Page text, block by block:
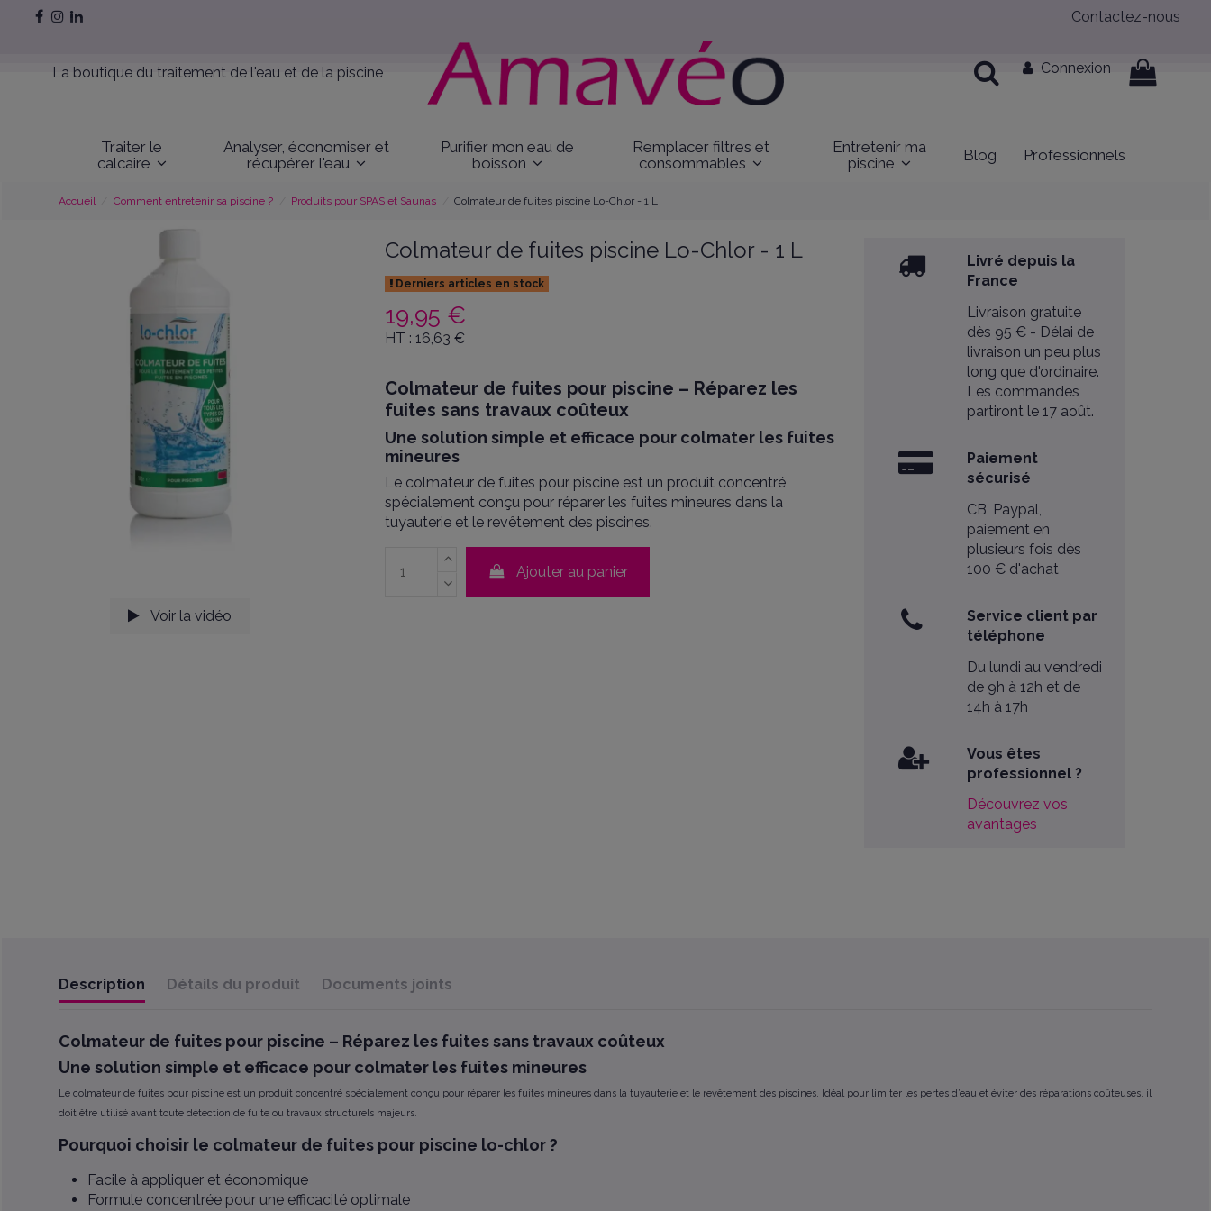
Contactez-nous
La boutique du traitement de l'eau et de la piscine Connexion
Traiter le
calcaire
Analyser, économiser et
récupérer l'eau
Purifier mon eau de
boisson
Remplacer filtres et
consommables
Entretenir ma
piscine
Blog Professionnels
Accueil Comment entretenir sa piscine ? Produits pour SPAS et Saunas Colmateur de fuites piscine Lo-Chlor - 1 L
Voir la vidéo
Colmateur de fuites piscine Lo-Chlor - 1 L
Derniers articles en stock
19,95 €
HT : 16,63€
Colmateur de fuites pour piscine – Réparez les
fuites sans travaux coûteux
Une solution simple et efficace pour colmater les fuites
mineures
Le colmateur de fuites pour piscine est un produit concentré
spécialement conçu pour réparer les fuites mineures dans la
tuyauterie et le revêtement des piscines.
Ajouter au panier
Livré depuis la
France
Livraison gratuite
dès 95 € - Délai de
livraison un peu plus
long que d'ordinaire.
Les commandes
partiront le 17 août.
Paiement
sécurisé
CB, Paypal,
paiement en
plusieurs fois dès
100 € d'achat
Service client par
téléphone
Du lundi au vendredi
de 9h à 12h et de
14h à 17h
Vous êtes
professionnel ?
Découvrez vos
avantages
Description Détails du produit Documents joints
Colmateur de fuites pour piscine – Réparez les fuites sans travaux coûteux
Une solution simple et efficace pour colmater les fuites mineures
Le colmateur de fuites pour piscine est un produit concentré spécialement conçu pour réparer les fuites mineures dans la tuyauterie et le revêtement des piscines. Idéal pour limiter les pertes d’eau et éviter des réparations coûteuses, il
doit être utilisé avant toute détection de fuite ou travaux structurels majeurs.
Pourquoi choisir le colmateur de fuites pour piscine lo-chlor ?
Facile à appliquer et économique
Formule concentrée pour une efficacité optimale